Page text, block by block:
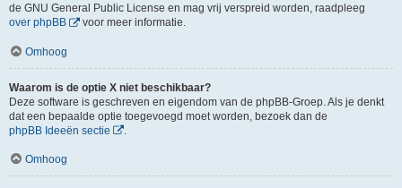
de GNU General Public License en mag vrij verspreid worden, raadpleeg
over phpBB
voor meer informatie.
Omhoog
Waarom is de optie X niet beschikbaar?
Deze software is geschreven en eigendom van de phpBB-Groep. Als je denkt
dat een bepaalde optie toegevoegd moet worden, bezoek dan de
phpBB Ideeën sectie
Omhoog